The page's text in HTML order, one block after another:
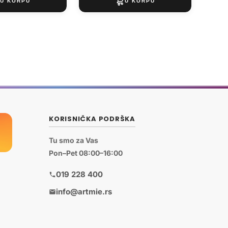
KORISNIČKA PODRŠKA
Tu smo za Vas
Pon–Pet 08:00–16:00
019 228 400
info@artmie.rs